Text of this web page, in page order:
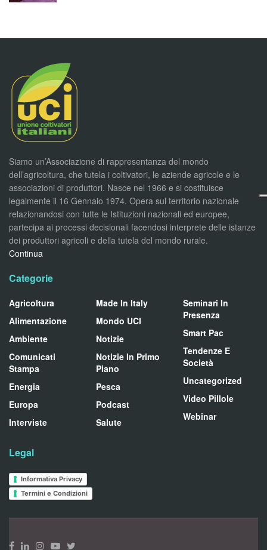
Siamo un’Associazione di rappresentanza del mondo
dell’agricoltura, che tutela i coltivatori, le aziende agricole e le
associazioni di produttori. Nasce nel 1966 e si costituisce
legalmente il 16 Gennaio 1974. Opera sul territorio nazionale
relazionandosi con tutte le Istituzioni nazionali ed europee,
partecipa ai processi decisionali facendosi interprete delle istanze
dei produttori agricoli e della tutela del mondo rurale.
Continua
Categorie
Agricoltura
Alimentazione
Ambiente
Comunicati
Stampa
Energia
Europa
Interviste
Made In Italy
Mondo UCI
Notizie
Notizie In Primo
Piano
Pesca
Podcast
Salute
Seminari In
Presenza
Smart Pac
Tendenze E
Società
Uncategorized
Video Pillole
Webinar
Legal
Informativa Privacy
Termini e Condizioni